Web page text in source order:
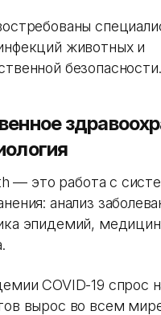
животных и
безопасности.
— это работа с
анализ
эпидемий,
COVID-19 спрос
вырос во всем